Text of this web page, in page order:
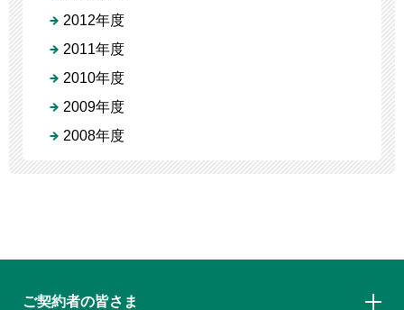
2012年度
2011年度
2010年度
2009年度
2008年度
ご契約者の皆さま